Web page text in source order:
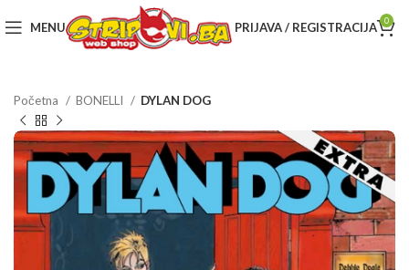
MENU PRIJAVA / REGISTRACIJA 0
Početna BONELLI DYLAN DOG